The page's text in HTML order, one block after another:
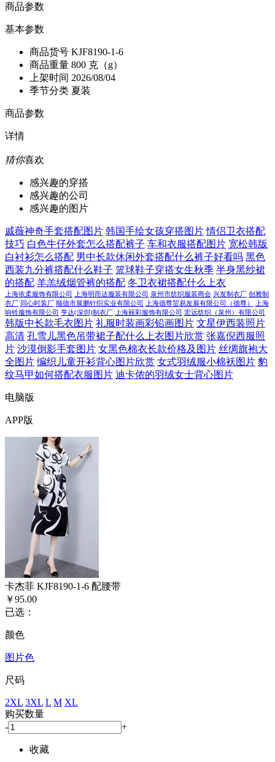
商品参数
基本参数
商品货号 KJF8190-1-6
商品重量 800 克（g）
上架时间 2026/08/04
季节分类 夏装
商品参数
详情
猜你喜欢
感兴趣的穿搭
感兴趣的公司
感兴趣的图片
戚薇神奇手套搭配图片 韩国手绘女孩穿搭图片 情侣卫衣搭配
技巧 白色牛仔外套怎么搭配裤子 车和衣服搭配图片 宽松韩版
白衬衫怎么搭配 男中长款休闲外套搭配什么裤子好看吗 黑色
西装九分裤搭配什么鞋子 篮球鞋子穿搭女生秋季 半身黑纱裙
的搭配 羊羔绒烟管裤的搭配 冬卫衣裙搭配什么上衣
上海依柔服饰有限公司 上海明而达服装有限公司 泉州市纺织服装商会 兴发制衣厂 创雅制
衣厂 同心时装厂 顺德市展鹏针织实业有限公司 上海德尊贸易发展有限公司（德尊）
上海
响铃服饰有限公司 亨达(深圳)制衣厂 上海丽彩服饰有限公司 宏远纺织（泉州）有限公司
韩版中长款毛衣图片 礼服时装画彩铅画图片 文星伊西装照片
高清 孔雪儿黑色吊带裙子配什么上衣图片欣赏 张嘉倪西服照
片 沙漠倒影手套图片 女黑色棉衣长款价格及图片 丝绸旗袍大
全图片 编织儿童开衫背心图片欣赏 女式羽绒服小棉袄图片 豹
纹马甲如何搭配衣服图片 迪卡侬的羽绒女士背心图片
电脑版
APP版
卡杰菲 KJF8190-1-6 配腰带
￥95.00
已选：
颜色
图片色
尺码
2XL 3XL L M XL
购买数量
-
+
收藏